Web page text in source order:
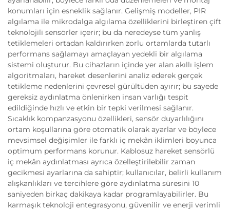
konumları için esneklik sağlanır. Gelişmiş modeller, PIR
algılama ile mikrodalga algılama özelliklerini birleştiren çift
teknolojili sensörler içerir; bu da neredeyse tüm yanlış
tetiklemeleri ortadan kaldırırken zorlu ortamlarda tutarlı
performans sağlamayı amaçlayan yedekli bir algılama
sistemi oluşturur. Bu cihazların içinde yer alan akıllı işlem
algoritmaları, hareket desenlerini analiz ederek gerçek
tetikleme nedenlerini çevresel gürültüden ayırır; bu sayede
gereksiz aydınlatma önlenirken insan varlığı tespit
edildiğinde hızlı ve etkin bir tepki verilmesi sağlanır.
Sıcaklık kompanzasyonu özellikleri, sensör duyarlılığını
ortam koşullarına göre otomatik olarak ayarlar ve böylece
mevsimsel değişimler ile farklı iç mekân iklimleri boyunca
optimum performans korunur. Kablosuz hareket sensörlü
iç mekân aydınlatması ayrıca özelleştirilebilir zaman
gecikmesi ayarlarına da sahiptir; kullanıcılar, belirli kullanım
alışkanlıkları ve tercihlere göre aydınlatma süresini 10
saniyeden birkaç dakikaya kadar programlayabilirler. Bu
karmaşık teknoloji entegrasyonu, güvenilir ve enerji verimli